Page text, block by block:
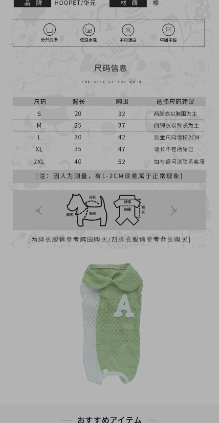
おすすめアイテム